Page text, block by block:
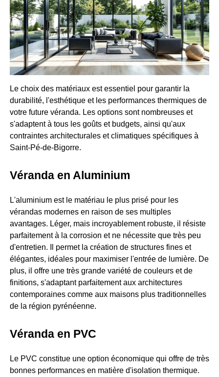
Le choix des matériaux est essentiel pour garantir la
durabilité, l'esthétique et les performances thermiques de
votre future véranda. Les options sont nombreuses et
s'adaptent à tous les goûts et budgets, ainsi qu'aux
contraintes architecturales et climatiques spécifiques à
Saint-Pé-de-Bigorre.
Véranda en Aluminium
L'aluminium est le matériau le plus prisé pour les
vérandas modernes en raison de ses multiples
avantages. Léger, mais incroyablement robuste, il résiste
parfaitement à la corrosion et ne nécessite que très peu
d'entretien. Il permet la création de structures fines et
élégantes, idéales pour maximiser l'entrée de lumière. De
plus, il offre une très grande variété de couleurs et de
finitions, s'adaptant parfaitement aux architectures
contemporaines comme aux maisons plus traditionnelles
de la région pyrénéenne.
Véranda en PVC
Le PVC constitue une option économique qui offre de très
bonnes performances en matière d'isolation thermique.